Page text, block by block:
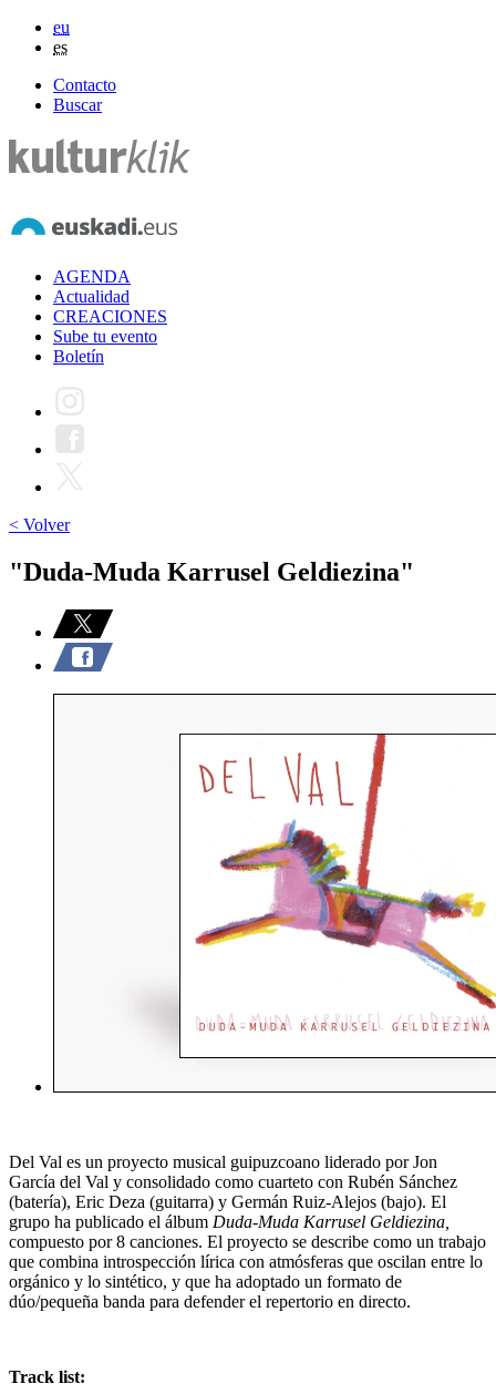
eu
es
Contacto
Buscar
AGENDA
Actualidad
CREACIONES
Sube tu evento
Boletín
< Volver
"Duda-Muda Karrusel Geldiezina"
Del Val es un proyecto musical guipuzcoano liderado por Jon
García del Val y consolidado como cuarteto con Rubén Sánchez
(batería), Eric Deza (guitarra) y Germán Ruiz-Alejos (bajo). El
grupo ha publicado el álbum Duda-Muda Karrusel Geldiezina,
compuesto por 8 canciones. El proyecto se describe como un trabajo
que combina introspección lírica con atmósferas que oscilan entre lo
orgánico y lo sintético, y que ha adoptado un formato de
dúo/pequeña banda para defender el repertorio en directo.
Track list: